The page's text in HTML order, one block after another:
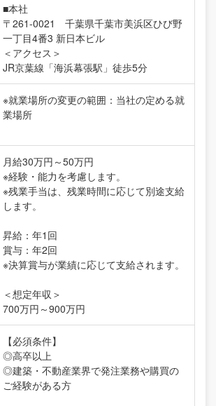
■本社
〒261-0021 千葉県千葉市美浜区ひび野
一丁目4番3 新日本ビル
＜アクセス＞
JR京葉線「海浜幕張駅」徒歩5分
※就業場所の変更の範囲：当社の定める就
業場所
月給30万円～50万円
※経験・能力を考慮します。
※残業手当は、残業時間に応じて別途支給
します。
昇給：年1回
賞与：年2回
※決算賞与が業績に応じて支給されます。
＜想定年収＞
700万円～900万円
【必須条件】
◎高卒以上
◎建築・不動産業界で発注業務や購買の
ご経験がある方